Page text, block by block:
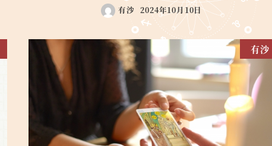
有沙 2024年10月10日
有沙